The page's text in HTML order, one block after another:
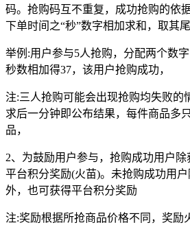
码。抢购码互不重复，成功抢购的依
下单时间之“秒”数字相加求和，取其
举例:用户参与5人抢购，分配两个数
秒数相加得37，该用户抢购成功，
注:三人抢购可能会出现抢购均失败的
求后一分钟即公布结果，每件商品多
品，
2、为鼓励用户参与，抢购成功用户
平台积分奖励(火苗)。未抢购成功用
外，也可获得平台积分奖励
注:奖励根据所抢商品价格不同，奖励